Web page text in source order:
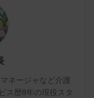
ネージャなど介護
ス歴8年の現役スタ